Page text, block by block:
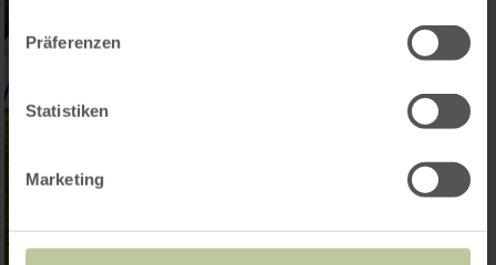
Präferenzen
Statistiken
Marketing